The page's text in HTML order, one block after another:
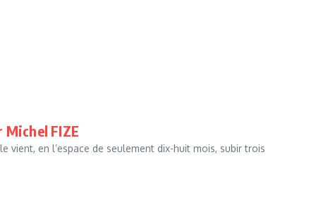
FIZE
vient, en l’espace de seulement dix-huit mois, subir trois